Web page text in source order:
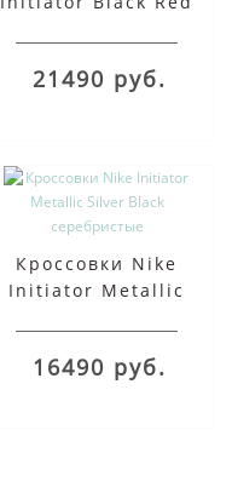
21490 руб.
Кроссовки Nike
Initiator Metallic
16490 руб.